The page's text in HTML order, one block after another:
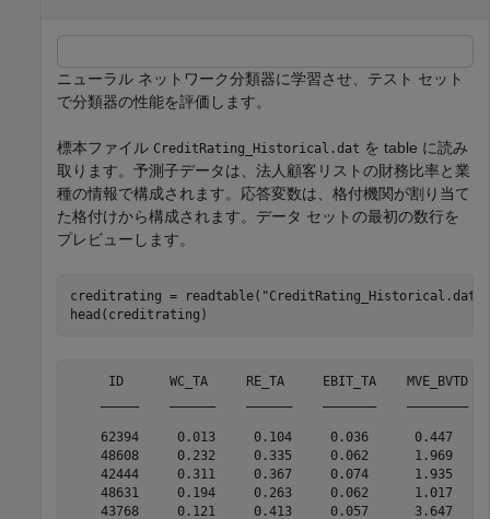
ニューラル ネットワーク分類器に学習させ、テスト セット
で分類器の性能を評価します。
標本ファイル CreditRating_Historical.dat を table に読み
取ります。予測子データは、法人顧客リストの財務比率と業
種の情報で構成されます。応答変数は、格付機関が割り当て
た格付けから構成されます。データ セットの最初の数行を
プレビューします。
creditrating = readtable( "CreditRating_Historical.dat"
head(creditrating)
ID      WC_TA     RE_TA     EBIT_TA    MVE_BVTD
62394     0.013     0.104     0.036      0.447
48608     0.232     0.335     0.062      1.969
42444     0.311     0.367     0.074      1.935
48631     0.194     0.263     0.062      1.017
43768     0.121     0.413     0.057      3.647